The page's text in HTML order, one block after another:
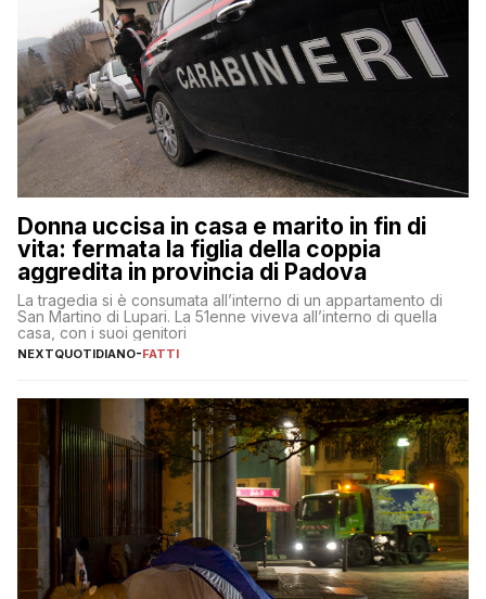
Donna uccisa in casa e marito in fin di
vita: fermata la figlia della coppia
aggredita in provincia di Padova
La tragedia si è consumata all’interno di un appartamento di
San Martino di Lupari. La 51enne viveva all’interno di quella
casa, con i suoi genitori
NEXTQUOTIDIANO-FATTI